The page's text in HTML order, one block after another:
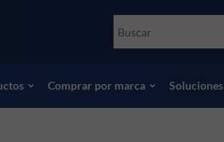
Socomore
Comprar por marca Soluciones